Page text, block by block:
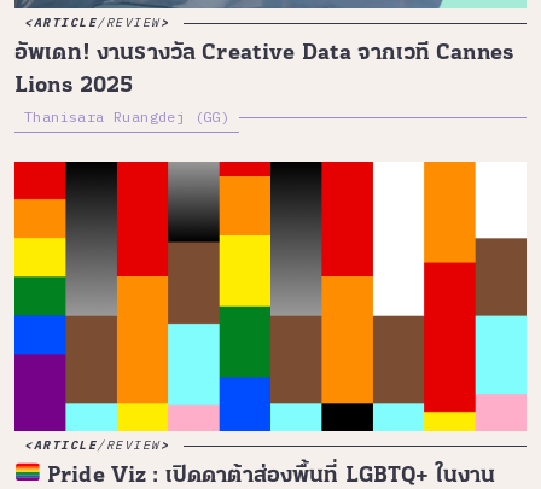
ARTICLE/REVIEW
อัพเดท! งานรางวัล Creative Data จากเวที Cannes
Lions 2025
Thanisara Ruangdej (GG)
ARTICLE/REVIEW
Pride Viz : เปิดดาต้าส่องพื้นที่ LGBTQ+ ในงาน